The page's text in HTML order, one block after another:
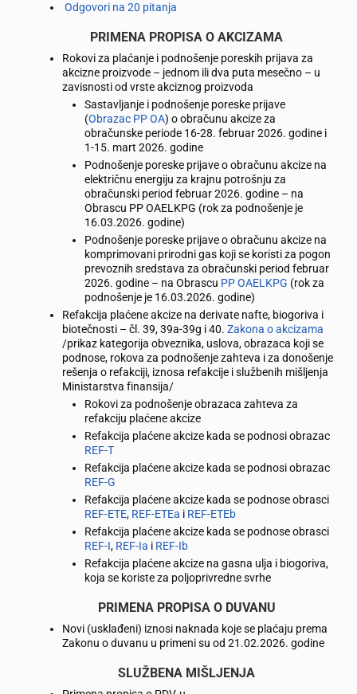
Odgovori na 20 pitanja
PRIMENA PROPISA O AKCIZAMA
Rokovi za plaćanje i podnošenje poreskih prijava za
akcizne proizvode – jednom ili dva puta mesečno – u
zavisnosti od vrste akciznog proizvoda
Sastavljanje i podnošenje poreske prijave
(Obrazac PP OA) o obračunu akcize za
obračunske periode 16-28. februar 2026. godine i
1-15. mart 2026. godine
Podnošenje poreske prijave o obračunu akcize na
električnu energiju za krajnu potrošnju za
obračunski period februar 2026. godine – na
Obrascu PP OAELKPG (rok za podnošenje je
16.03.2026. godine)
Podnošenje poreske prijave o obračunu akcize na
komprimovani prirodni gas koji se koristi za pogon
prevoznih sredstava za obračunski period februar
2026. godine – na Obrascu PP OAELKPG (rok za
podnošenje je 16.03.2026. godine)
Refakcija plaćene akcize na derivate nafte, biogoriva i
biotečnosti – čl. 39, 39a-39g i 40. Zakona o akcizama
/prikaz kategorija obveznika, uslova, obrazaca koji se
podnose, rokova za podnošenje zahteva i za donošenje
rešenja o refakciji, iznosa refakcije i službenih mišljenja
Ministarstva finansija/
Rokovi za podnošenje obrazaca zahteva za
refakciju plaćene akcize
Refakcija plaćene akcize kada se podnosi obrazac
REF-T
Refakcija plaćene akcize kada se podnosi obrazac
REF-G
Refakcija plaćene akcize kada se podnose obrasci
REF-ETE, REF-ETEa i REF-ETEb
Refakcija plaćene akcize kada se podnose obrasci
REF-I, REF-Ia i REF-Ib
Refakcija plaćene akcize na gasna ulja i biogoriva,
koja se koriste za poljoprivredne svrhe
PRIMENA PROPISA O DUVANU
Novi (usklađeni) iznosi naknada koje se plaćaju prema
Zakonu o duvanu u primeni su od 21.02.2026. godine
SLUŽBENA MIŠLJENJA